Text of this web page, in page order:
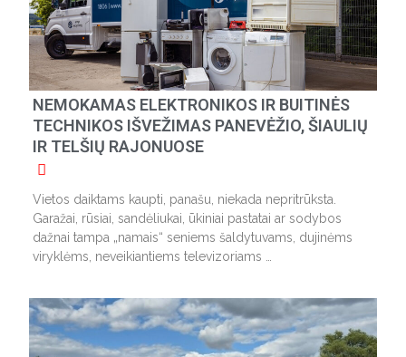
NEMOKAMAS ELEKTRONIKOS IR BUITINĖS
TECHNIKOS IŠVEŽIMAS PANEVĖŽIO, ŠIAULIŲ
IR TELŠIŲ RAJONUOSE
Vietos daiktams kaupti, panašu, niekada nepritrūksta.
Garažai, rūsiai, sandėliukai, ūkiniai pastatai ar sodybos
dažnai tampa „namais“ seniems šaldytuvams, dujinėms
viryklėms, neveikiantiems televizoriams …